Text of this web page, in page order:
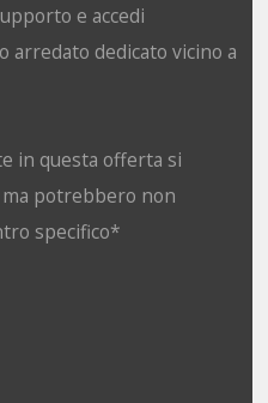
e accedi
arredato dedicato vicino a
in questa offerta si
potrebbero non
specifico*